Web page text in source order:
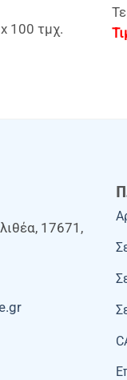
100 τμχ.
17671,